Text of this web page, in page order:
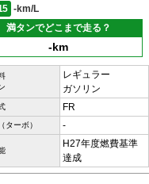
-km/L
満タンでどこまで走る？
-km
レギュラー
ガソリン
FR
ターボ） -
H27年度燃費基準
達成